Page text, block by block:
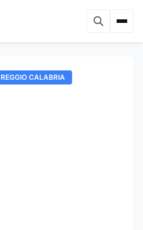
REGGIO CALABRIA